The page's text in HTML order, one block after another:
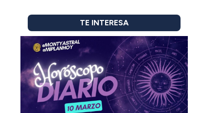
TE INTERESA